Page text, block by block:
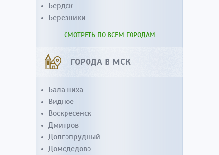
Бердск
Березники
СМОТРЕТЬ ПО ВСЕМ ГОРОДАМ
ГОРОДА В МСК
Балашиха
Видное
Воскресенск
Дмитров
Долгопрудный
Домодедово